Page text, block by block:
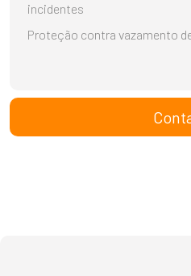
incidentes
Proteção contra vazamento